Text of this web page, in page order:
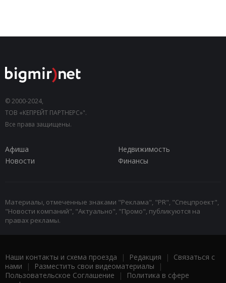
© 2000-2024,
ТОВ «КЕПРЕЙТ ПАРТНЕРС»".
Все права защищены.
Афиша
Недвижимость
Новости
Финансы
Материалы, отмеченные знаками "Реклама", "PR", "Спецпроект",
"Новости компаний", "Актуально", "Промо", публикуются на
правах рекламы.
Наши контакты и схема проезда | Редакция | Связаться с
нами | Разместить свои видеоматериалы |
Пользовательское Соглашение |
Политика в сфере